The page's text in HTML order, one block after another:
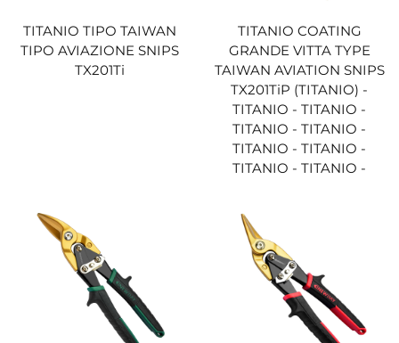
TITANIO TIPO TAIWAN
TIPO AVIAZIONE SNIPS
TX201Ti
TITANIO COATING
GRANDE VITTA TYPE
TAIWAN AVIATION SNIPS
TX201TiP (TITANIO) -
TITANIO - TITANIO -
TITANIO - TITANIO -
TITANIO - TITANIO -
TITANIO - TITANIO -